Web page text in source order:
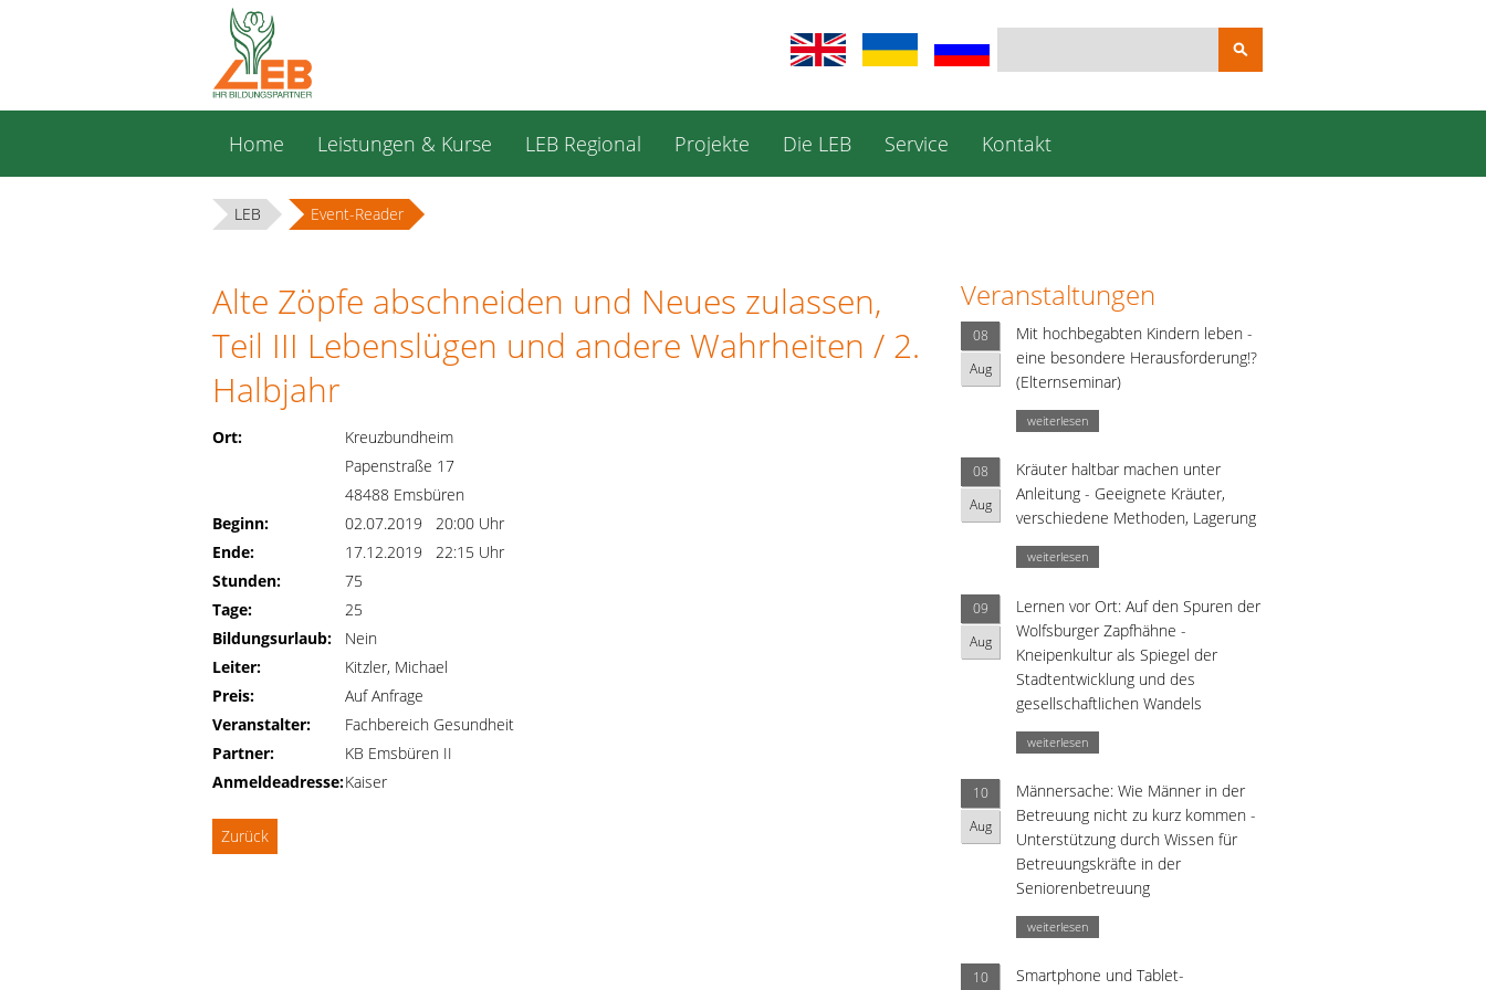
Suchbegriffe
überspringen
Home Leistungen & Kurse LEB Regional Projekte Die LEB Service Kontakt
LEB Event-Reader
Alte Zöpfe abschneiden und Neues zulassen,
Teil III Lebenslügen und andere Wahrheiten / 2.
Halbjahr
Ort:
Kreuzbundheim
Papenstraße 17
48488 Emsbüren
Beginn:
02.07.2019 20:00 Uhr
Ende:
17.12.2019 22:15 Uhr
Stunden:
75
Tage:
25
Bildungsurlaub:
Nein
Leiter:
Kitzler, Michael
Preis:
Auf Anfrage
Veranstalter:
Fachbereich Gesundheit
Partner:
KB Emsbüren II
Anmeldeadresse:Kaiser
Zurück
Veranstaltungen
08
Aug
Mit hochbegabten Kindern leben -
eine besondere Herausforderung!?
(Elternseminar)
weiterlesen
08
Aug
Kräuter haltbar machen unter
Anleitung - Geeignete Kräuter,
verschiedene Methoden, Lagerung
weiterlesen
09
Aug
Lernen vor Ort: Auf den Spuren der
Wolfsburger Zapfhähne -
Kneipenkultur als Spiegel der
Stadtentwicklung und des
gesellschaftlichen Wandels
weiterlesen
10
Aug
Männersache: Wie Männer in der
Betreuung nicht zu kurz kommen -
Unterstützung durch Wissen für
Betreuungskräfte in der
Seniorenbetreuung
weiterlesen
10
Smartphone und Tablet-